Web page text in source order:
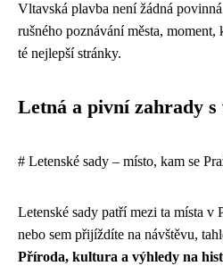
Vltavská plavba není žádná
rušného poznávání města, moment,
té nejlepší stránky.
Letná a pivní zahrady s
# Letenské sady – místo, kam se
Letenské sady patří mezi ta místa
nebo sem přijíždíte na návštěvu,
Příroda, kultura a výhledy na